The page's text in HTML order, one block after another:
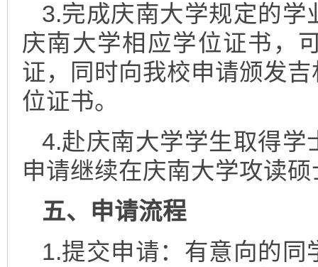
3.完成庆南大学规定的
庆南大学相应学位证书，
证，同时向我校申请颁发
位证书。
4.赴庆南大学学生取得学
申请继续在庆南大学攻读
五、申请流程
1.提交申请：有意向的